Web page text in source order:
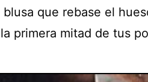
blusa que rebase el
primera mitad de tus